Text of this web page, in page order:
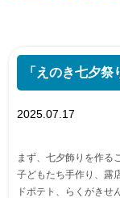
「えのき七夕祭
2025.07.17
まず、七夕飾りを作る
子どもたち手作り、露
ドポテト、らくがきせ